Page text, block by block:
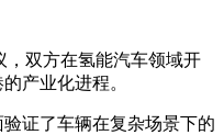
双方在氢能汽车领域开
产业化进程。
证了车辆在复杂场景下的